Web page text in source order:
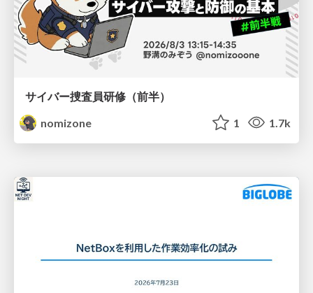
サイバー捜査員研修（前半）
nomizone
1 1.7k